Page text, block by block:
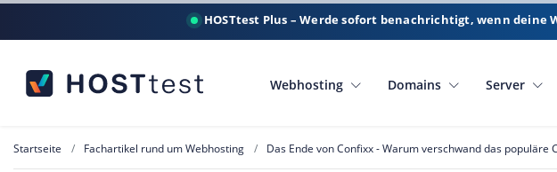
HOSTtest Plus – Werde sofort benachrichtigt, wenn deine
Webhosting Domains Server
Startseite Fachartikel rund um Webhosting Das Ende von Confixx - Warum verschwand das populäre